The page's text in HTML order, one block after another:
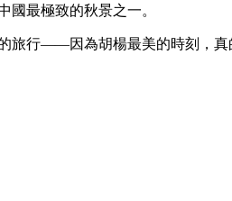
國最極致的秋景之一。
旅行——因為胡楊最美的時刻，真